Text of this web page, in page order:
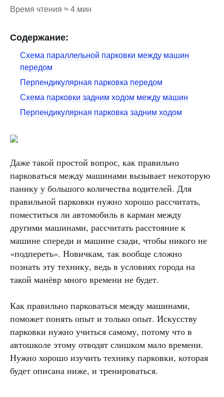
Время чтения ≈ 4 мин
Содержание:
Схема параллельной парковки между машин
передом
Перпендикулярная парковка передом
Схема парковки задним ходом между машин
Перпендикулярная парковка задним ходом
Даже такой простой вопрос, как правильно
парковаться между машинами вызывает некоторую
панику у большого количества водителей. Для
правильной парковки нужно хорошо рассчитать,
поместиться ли автомобиль в карман между
другими машинами, рассчитать расстояние к
машине спереди и машине сзади, чтобы никого не
«подпереть». Новичкам, так вообще сложно
познать эту технику, ведь в условиях города на
такой манёвр много времени не будет.
Как правильно парковаться между машинами,
поможет понять опыт и только опыт. Искусству
парковки нужно учиться самому, потому что в
автошколе этому отводят слишком мало времени.
Нужно хорошо изучить технику парковки, которая
будет описана ниже, и тренироваться.